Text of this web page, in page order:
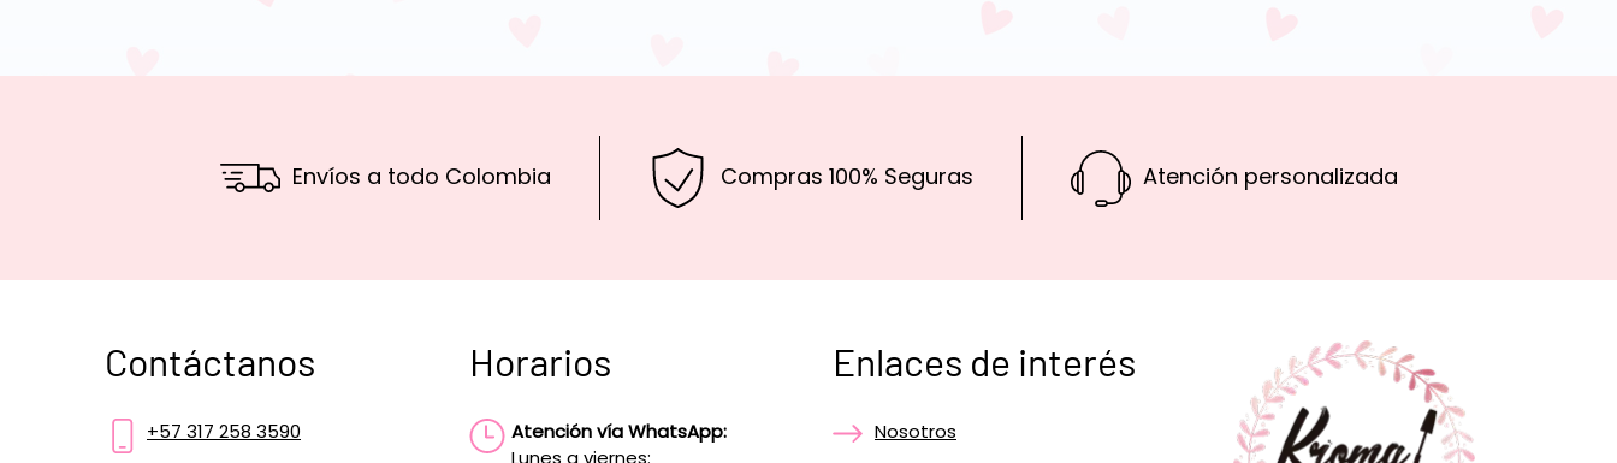
Envíos a todo Colombia Compras 100% Seguras Atención personalizada
Contáctanos
+57 317 258 3590
Horarios
Atención vía WhatsApp:
Lunes a viernes:
Enlaces de interés
Nosotros